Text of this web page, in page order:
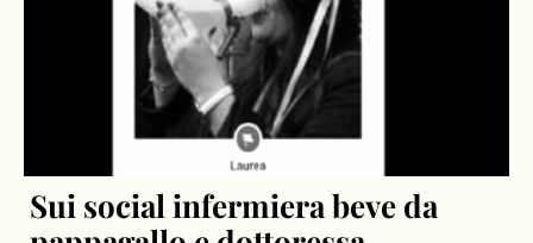
Sui social infermiera beve da